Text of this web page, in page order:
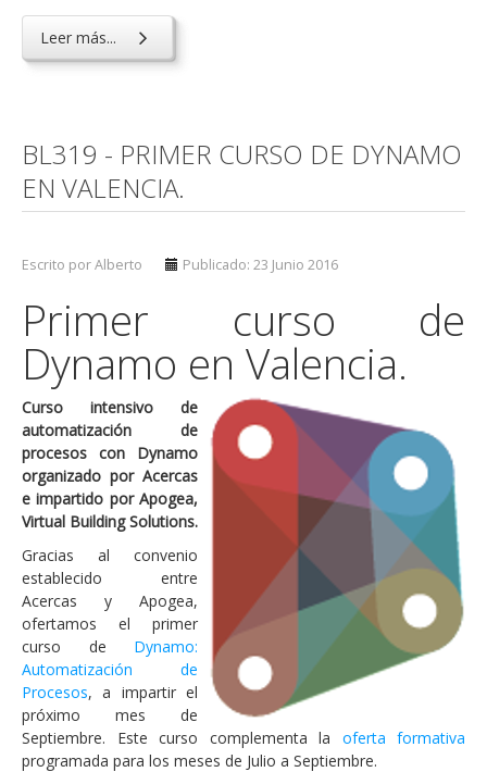
Leer más...
BL319 - PRIMER CURSO DE DYNAMO
EN VALENCIA.
Escrito por Alberto Publicado: 23 Junio 2016
Primer curso de
Dynamo en Valencia.
Curso intensivo de
automatización de
procesos con Dynamo
organizado por Acercas
e impartido por Apogea,
Virtual Building Solutions.
Gracias al convenio
establecido entre
Acercas y Apogea,
ofertamos el primer
curso de Dynamo:
Automatización de
Procesos, a impartir el
próximo mes de
Septiembre. Este curso complementa la oferta formativa
programada para los meses de Julio a Septiembre.